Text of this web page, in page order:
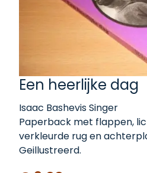
Een heerlijke dag
Isaac Bashevis Singer
Paperback met flappen,
verkleurde rug en
Geillustreerd.